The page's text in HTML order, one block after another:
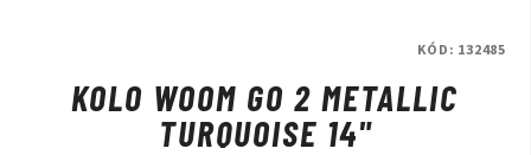
KOLO WOOM GO 2 METALLIC
TURQUOISE 14"
KÓD: 132485